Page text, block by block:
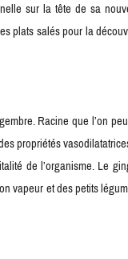
sur la tête de sa
plats salés pour la
Racine que l’on
propriétés
de l’organisme. Le
vapeur et des petits